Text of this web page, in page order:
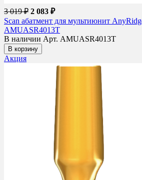
3 019 ₽ 2 083 ₽
Scan абатмент для мультиюнит
AMUASR4013T
В наличии Арт. AMUASR4013T
В корзину
Акция